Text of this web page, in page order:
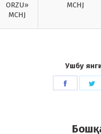
ORZU»
MCHJ
MCHJ
Ушбу
Share